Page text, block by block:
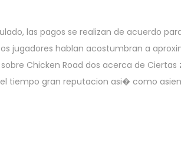
las pagos se realizan de acuerdo
jugadores hablan acostumbran a
Chicken Road dos acerca de Ciertas
tiempo gran reputacion asi� como